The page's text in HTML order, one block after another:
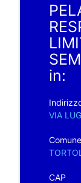
in:
VIA
Comune
CAP